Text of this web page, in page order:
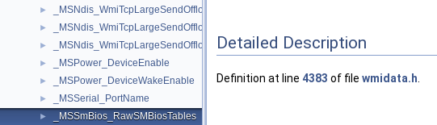
► _MSNdis_WmiTcpLargeSendOffloadV2
► _MSNdis_WmiTcpLargeSendOffloadV2_IPv4
► _MSNdis_WmiTcpLargeSendOffloadV2_IPv6
► _MSPower_DeviceEnable
► _MSPower_DeviceWakeEnable
► _MSSerial_PortName
► _MSSmBios_RawSMBiosTables
Detailed Description
Definition at line 4383 of file wmidata.h